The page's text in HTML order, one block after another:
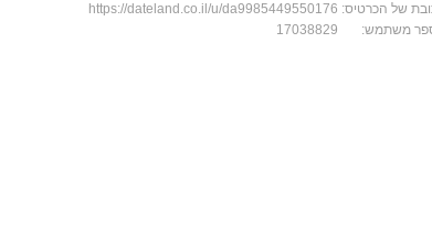
של הכרטיס: https://dateland.co.il/u/da9985449550176
משתמש:
17038829